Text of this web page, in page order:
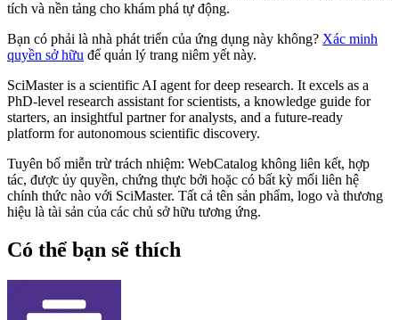
tích và nền tảng cho khám phá tự động.
Bạn có phải là nhà phát triển của ứng dụng này không? Xác minh
quyền sở hữu để quản lý trang niêm yết này.
SciMaster is a scientific AI agent for deep research. It excels as a
PhD-level research assistant for scientists, a knowledge guide for
starters, an insightful partner for analysts, and a future-ready
platform for autonomous scientific discovery.
Tuyên bố miễn trừ trách nhiệm: WebCatalog không liên kết, hợp
tác, được ủy quyền, chứng thực bởi hoặc có bất kỳ mối liên hệ
chính thức nào với SciMaster. Tất cả tên sản phẩm, logo và thương
hiệu là tài sản của các chủ sở hữu tương ứng.
Có thể bạn sẽ thích